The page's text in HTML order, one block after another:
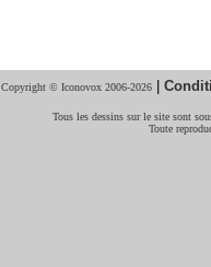
Copyright © Iconovox 2006-2026 |
Tous les dessins sur le site sont
Toute